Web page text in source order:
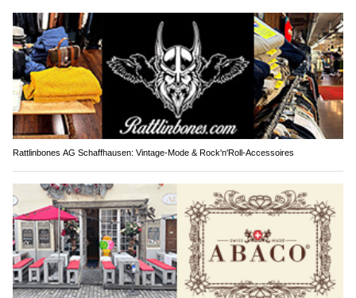
Rattlinbones AG Schaffhausen: Vintage-Mode & Rock'n'Roll-Accessoires